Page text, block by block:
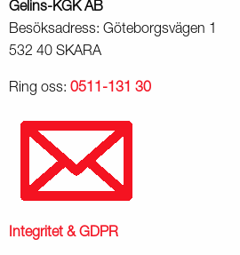
Gelins-KGK AB
Besöksadress: Göteborgsvägen 1
532 40 SKARA
Ring oss: 0511-131 30
Integritet & GDPR